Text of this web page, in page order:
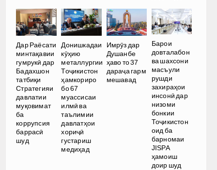
Дар Раёсати
минтақавии
гумрукӣ дар
Бадахшон
татбиқи
Стратегияи
давлатии
муқовимат
ба
коррупсия
баррасӣ
шуд
Донишкадаи
кӯҳию
металлургии
Тоҷикистон
ҳамкориро
бо 67
муассисаи
илмӣ ва
таълимии
давлатҳои
хориҷӣ
густариш
медиҳад
Имрӯз дар
Душанбе
ҳаво то 37
дараҷа гарм
мешавад
Барои
довталабон
ва шахсони
масъули
рушди
захираҳои
инсонӣ дар
низоми
бонкии
Тоҷикистон
оид ба
барномаи
JISPA
ҳамоиш
доир шуд